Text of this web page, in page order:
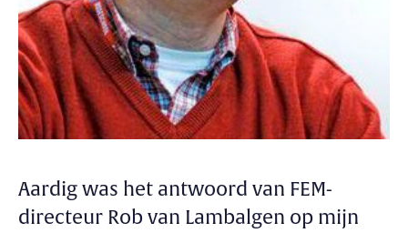
Aardig was het antwoord van FEM-
directeur Rob van Lambalgen op mijn